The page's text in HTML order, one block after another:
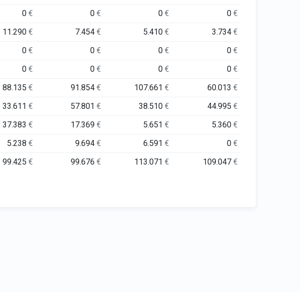
0€ 0€ 0€ 0€
11.290€ 7.454€ 5.410€ 3.734€
0€ 0€ 0€ 0€
0€ 0€ 0€ 0€
88.135€ 91.854€ 107.661€ 60.013€
33.611€ 57.801€ 38.510€ 44.995€
37.383€ 17.369€ 5.651€ 5.360€
5.238€ 9.694€ 6.591€ 0€
99.425€ 99.676€ 113.071€ 109.047€